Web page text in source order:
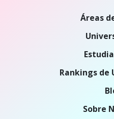
Áreas
Rankings de
Sobre